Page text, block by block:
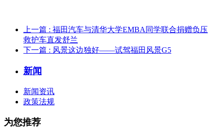
上一篇 : 福田汽车与清华大学EMBA同学联合捐赠负压
救护车直发舒兰
下一篇 : 风景这边独好——试驾福田风景G5
新闻
新闻资讯
政策法规
为您推荐